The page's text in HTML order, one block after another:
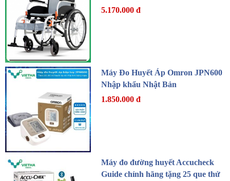
5.170.000 đ
Máy Đo Huyết Áp Omron JPN600
Nhập khẩu Nhật Bản
1.850.000 đ
Máy đo đường huyết Accucheck
Guide chính hãng tặng 25 que thử